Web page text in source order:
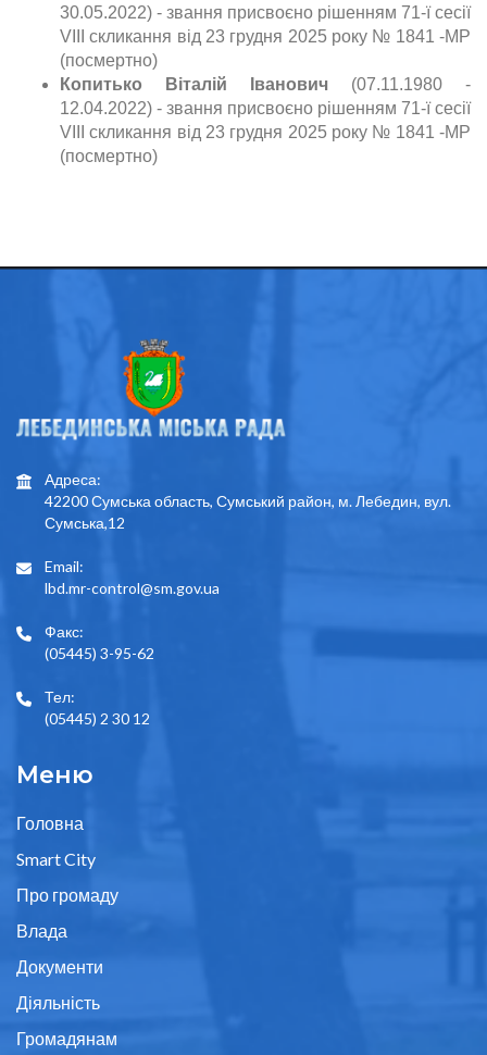
30.05.2022) - звання присвоєно рішенням 71-ї сесії
VIII скликання від 23 грудня 2025 року № 1841 -МР
(посмертно)
Копитько Віталій Іванович (07.11.1980 -
12.04.2022) - звання присвоєно рішенням 71-ї сесії
VIII скликання від 23 грудня 2025 року № 1841 -МР
(посмертно)
Адреса:
42200 Сумська область, Сумський район, м. Лебедин, вул.
Сумська,12
Email:
lbd.mr-control@sm.gov.ua
Факс:
(05445) 3-95-62
Тел:
(05445) 2 30 12
Меню
Головна
Smart City
Про громаду
Влада
Документи
Діяльність
Громадянам